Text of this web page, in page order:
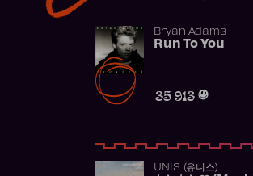
Bryan Adams
Run To You
35 913
UNIS (유니스)